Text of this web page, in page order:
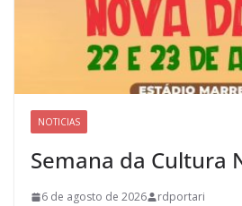
NOTICIAS
Semana da Cultura
6 de agosto de 2026 rdportari